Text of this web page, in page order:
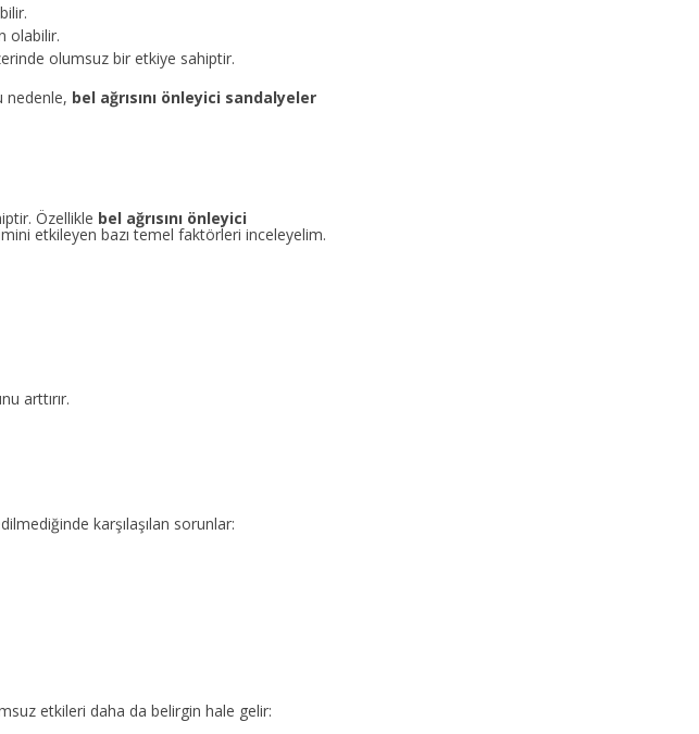
olabilir.
olumsuz bir etkiye sahiptir.
nedenle, bel ağrısını önleyici sandalyeler
Özellikle bel ağrısını önleyici
etkileyen bazı temel faktörleri inceleyelim.
arttırır.
karşılaşılan sorunlar:
etkileri daha da belirgin hale gelir: